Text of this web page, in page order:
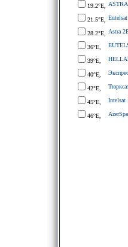
19.2°E,
21.5°E,
28.2°E, Astra
36°E,
39°E,
40°E,
42°E,
45°E, Intelsat
46°E,